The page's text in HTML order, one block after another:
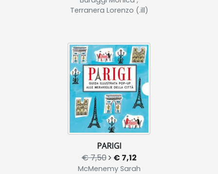
Terranera Lorenzo (.ill)
PARIGI
€ 7,50 € 7,12
McMenemy Sarah